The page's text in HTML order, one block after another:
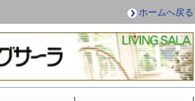
ホームへ戻る